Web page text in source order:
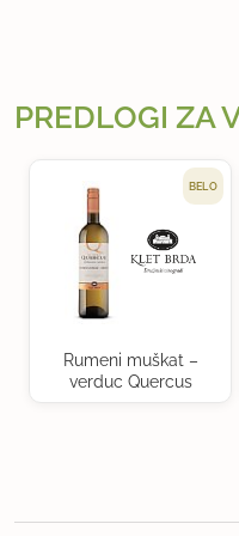
PREDLOGI ZA
BELO
Rumeni muškat –
verduc Quercus